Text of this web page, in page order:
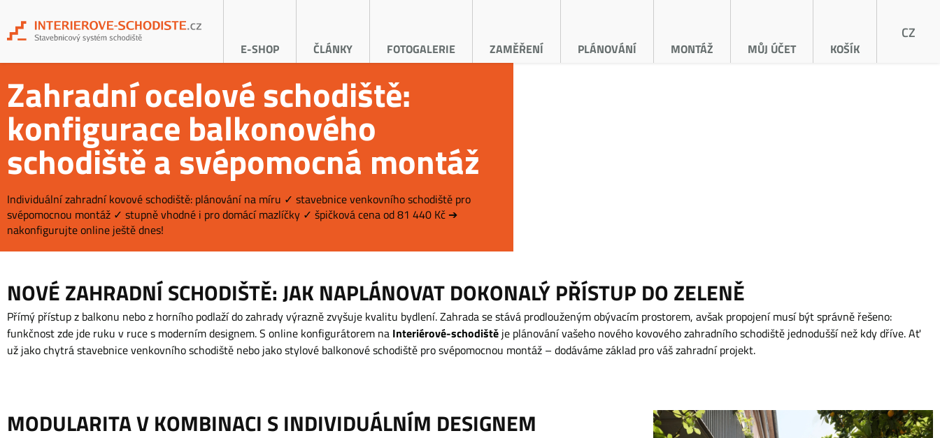
E-SHOP ČLÁNKY FOTOGALERIE ZAMĚŘENÍ PLÁNOVÁNÍ MONTÁŽ MŮJ ÚČET KOŠÍK
CZ
Zahradní ocelové schodiště:
konfigurace balkonového
schodiště a svépomocná montáž
Individuální zahradní kovové schodiště: plánování na míru ✓ stavebnice venkovního schodiště pro
svépomocnou montáž ✓ stupně vhodné i pro domácí mazlíčky ✓ špičková cena od 81 440 Kč ➔
nakonfigurujte online ještě dnes!
NOVÉ ZAHRADNÍ SCHODIŠTĚ: JAK NAPLÁNOVAT DOKONALÝ PŘÍSTUP DO ZELENĚ
Přímý přístup z balkonu nebo z horního podlaží do zahrady výrazně zvyšuje kvalitu bydlení. Zahrada se stává prodlouženým obývacím prostorem, avšak propojení musí být správně řešeno:
funkčnost zde jde ruku v ruce s moderním designem. S online konfigurátorem na Interiérové-schodiště je plánování vašeho nového kovového zahradního schodiště jednodušší než kdy dříve. Ať
už jako chytrá stavebnice venkovního schodiště nebo jako stylové balkonové schodiště pro svépomocnou montáž – dodáváme základ pro váš zahradní projekt.
MODULARITA V KOMBINACI S INDIVIDUÁLNÍM DESIGNEM